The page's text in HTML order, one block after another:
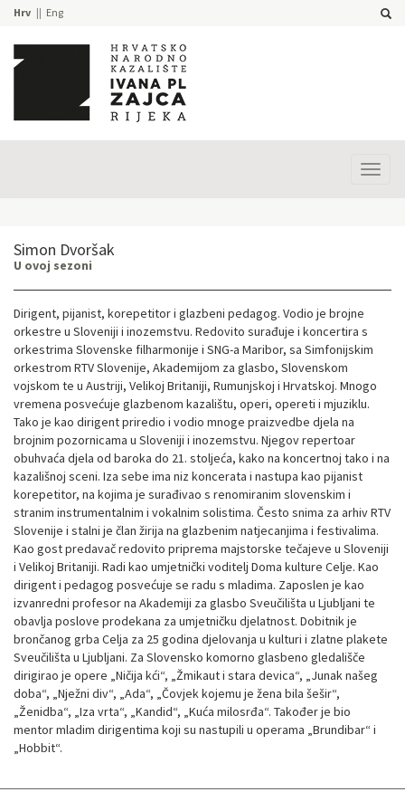
Hrv Eng
Simon Dvoršak
U ovoj sezoni
Dirigent, pijanist, korepetitor i glazbeni pedagog. Vodio je brojne
orkestre u Sloveniji i inozemstvu. Redovito surađuje i koncertira s
orkestrima Slovenske filharmonije i SNG-a Maribor, sa Simfonijskim
orkestrom RTV Slovenije, Akademijom za glasbo, Slovenskom
vojskom te u Austriji, Velikoj Britaniji, Rumunjskoj i Hrvatskoj. Mnogo
vremena posvećuje glazbenom kazalištu, operi, opereti i mjuziklu.
Tako je kao dirigent priredio i vodio mnoge praizvedbe djela na
brojnim pozornicama u Sloveniji i inozemstvu. Njegov repertoar
obuhvaća djela od baroka do 21. stoljeća, kako na koncertnoj tako i na
kazališnoj sceni. Iza sebe ima niz koncerata i nastupa kao pijanist
korepetitor, na kojima je surađivao s renomiranim slovenskim i
stranim instrumentalnim i vokalnim solistima. Često snima za arhiv RTV
Slovenije i stalni je član žirija na glazbenim natjecanjima i festivalima.
Kao gost predavač redovito priprema majstorske tečajeve u Sloveniji
i Velikoj Britaniji. Radi kao umjetnički voditelj Doma kulture Celje. Kao
dirigent i pedagog posvećuje se radu s mladima. Zaposlen je kao
izvanredni profesor na Akademiji za glasbo Sveučilišta u Ljubljani te
obavlja poslove prodekana za umjetničku djelatnost. Dobitnik je
brončanog grba Celja za 25 godina djelovanja u kulturi i zlatne plakete
Sveučilišta u Ljubljani. Za Slovensko komorno glasbeno gledališče
dirigirao je opere „Ničija kći“, „Žmikaut i stara devica“, „Junak našeg
doba“, „Nježni div“, „Ada“, „Čovjek kojemu je žena bila šešir“,
„Ženidba“, „Iza vrta“, „Kandid“, „Kuća milosrđa“. Također je bio
mentor mladim dirigentima koji su nastupili u operama „Brundibar“ i
„Hobbit“.